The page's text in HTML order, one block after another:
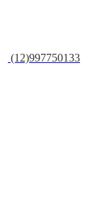
(12)997750133